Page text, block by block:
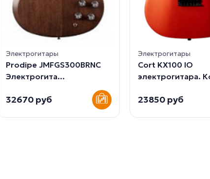
Электрогитары
Prodipe JMFGS300BRNC
Электрогита...
32670 руб
Электрогитары
Cort KX100 IO
электрогитара.
23850 руб